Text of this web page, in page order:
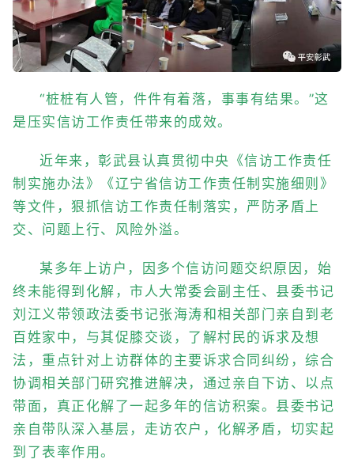
“桩桩有人管，件件有着落，事事有结果。”这
是压实信访工作责任带来的成效。
近年来，彰武县认真贯彻中央《信访工作责任
制实施办法》《辽宁省信访工作责任制实施细则》
等文件，狠抓信访工作责任制落实，严防矛盾上
交、问题上行、风险外溢。
某多年上访户，因多个信访问题交织原因，始
终未能得到化解，市人大常委会副主任、县委书记
刘江义带领政法委书记张海涛和相关部门亲自到老
百姓家中，与其促膝交谈，了解村民的诉求及想
法，重点针对上访群体的主要诉求合同纠纷，综合
协调相关部门研究推进解决，通过亲自下访、以点
带面，真正化解了一起多年的信访积案。县委书记
亲自带队深入基层，走访农户，化解矛盾，切实起
到了表率作用。